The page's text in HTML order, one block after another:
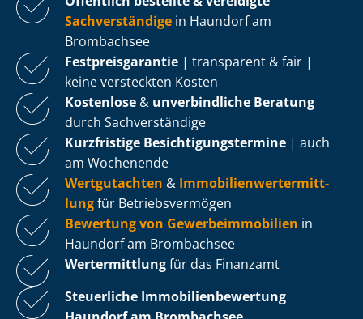
Sachverständige in Haundorf am
Brombachsee
Fest­preis­ga­ran­tie | transparent & fair |
keine versteckten Kosten
Kostenlose & unverbindliche Beratung
durch Sachverständige
Kurzfristige Be­sich­ti­gungs­ter­mi­ne | auch
am Wochenende
Wertgutachten & Im­mo­bi­li­en­wert­ermitt­
lungfür Be­triebs­ver­mö­gen
Bewertung von Ge­wer­be­im­mo­bi­li­en in
Haundorf am Brombachsee
Wertermittlungfür das Finanzamt
Steuerliche Im­mo­bi­li­en­be­wer­tung